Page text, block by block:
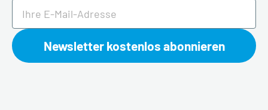
Newsletter kostenlos abonnieren